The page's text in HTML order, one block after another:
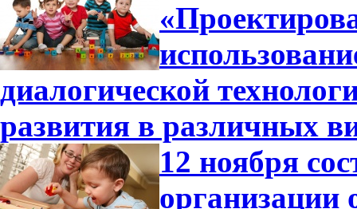
диалогической
развития в различных
12 ноября
организации